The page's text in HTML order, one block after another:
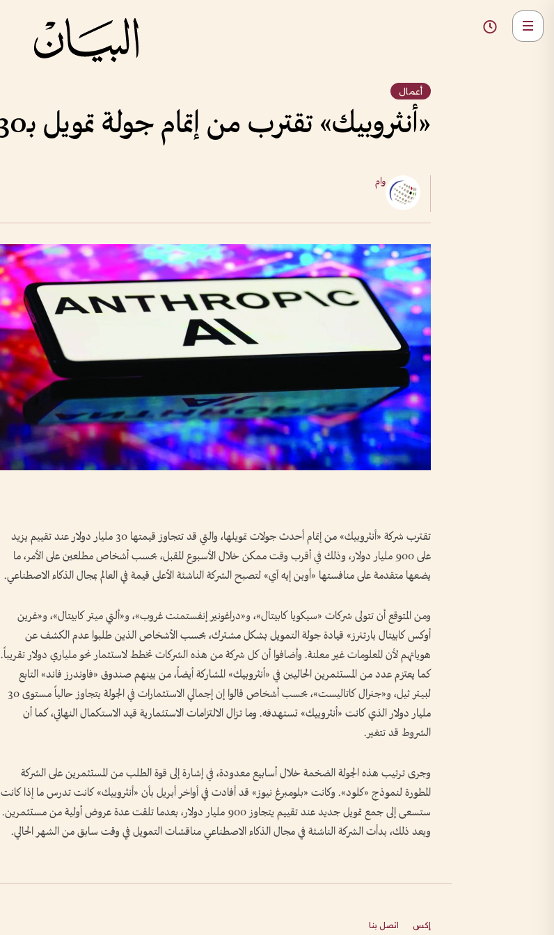
أعمال
«أنثروبيك» تقترب من إتمام جولة تمويل بـ30 مليار دولار
وام
تقترب شركة «أنثروبيك» من إتمام أحدث جولات تمويلها، والتي قد تتجاوز قيمتها 30 مليار دولار عند تقييم يزيد
على 900 مليار دولار، وذلك في أقرب وقت ممكن خلال الأسبوع المقبل، بحسب أشخاص مطلعين على الأمر، ما
يضعها متقدمة على منافستها «أوبن إيه آي» لتصبح الشركة الناشئة الأعلى قيمة في العالم بمجال الذكاء الاصطناعي.
ومن المتوقع أن تتولى شركات «سيكويا كابيتال»، و«دراغونير إنفستمنت غروب»، و«ألتي ميتر كابيتال»، و«غرين
أوكس كابيتال بارتنرز» قيادة جولة التمويل بشكل مشترك، بحسب الأشخاص الذين طلبوا عدم الكشف عن
هوياتهم لأن المعلومات غير معلنة. وأضافوا أن كل شركة من هذه الشركات تخطط لاستثمار نحو ملياري دولار تقريباً.
كما يعتزم عدد من المستثمرين الحاليين في «أنثروبيك» المشاركة أيضاً، من بينهم صندوق «فاوندرز فاند» التابع
لبيتر ثيل، و«جنرال كاتاليست»، بحسب أشخاص قالوا إن إجمالي الاستثمارات في الجولة يتجاوز حالياً مستوى 30
مليار دولار الذي كانت «أنثروبيك» تستهدفه. وما تزال الالتزامات الاستثمارية قيد الاستكمال النهائي، كما أن
الشروط قد تتغير.
وجرى ترتيب هذه الجولة الضخمة خلال أسابيع معدودة، في إشارة إلى قوة الطلب من المستثمرين على الشركة
المطورة لنموذج «كلود». وكانت «بلومبرغ نيوز» قد أفادت في أواخر أبريل بأن «أنثروبيك» كانت تدرس ما إذا كانت
ستسعى إلى جمع تمويل جديد عند تقييم يتجاوز 900 مليار دولار، بعدما تلقت عدة عروض أولية من مستثمرين.
وبعد ذلك، بدأت الشركة الناشئة في مجال الذكاء الاصطناعي مناقشات التمويل في وقت سابق من الشهر الحالي.
إكس اتصل بنا